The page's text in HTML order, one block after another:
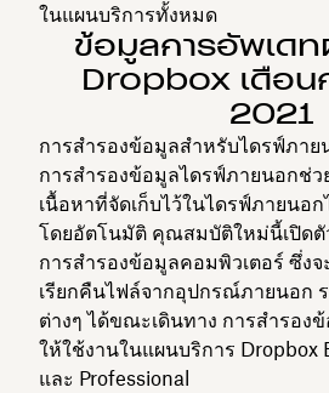
ในแผนบริการทั้งหมด
ข้อมูลการอัพเด
Dropbox เดือน
2021
การสำรองข้อมูลสำหรับไดรฟ์ภาย
การสำรองข้อมูลไดรฟ์ภายนอกช่ว
เนื้อหาที่จัดเก็บไว้ในไดรฟ์ภายนอก
โดยอัตโนมัติ คุณสมบัติใหม่นี้เปิดตั
การสำรองข้อมูลคอมพิวเตอร์ ซึ่ง
เรียกคืนไฟล์จากอุปกรณ์ภายนอก
ต่างๆ ได้ขณะเดินทาง การสำรอง
ให้ใช้งานในแผนบริการ Dropbox
และ Professional